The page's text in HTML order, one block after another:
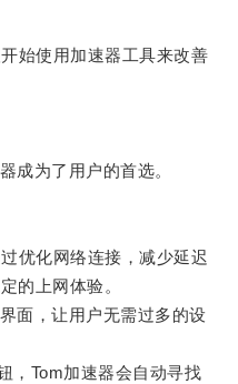
使用加速器工具来改善
为了用户的首选。
化网络连接，减少延迟
的上网体验。
，让用户无需过多的设
Tom加速器会自动寻找